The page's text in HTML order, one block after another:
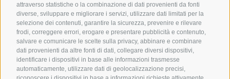
attraverso statistiche o la combinazione di dati provenienti da fonti
diverse, sviluppare e migliorare i servizi, utilizzare dati limitati per la
selezione dei contenuti, garantire la sicurezza, prevenire e rilevare
frodi, correggere errori, erogare e presentare pubblicità e contenuto,
salvare e comunicare le scelte sulla privacy, abbinare e combinare
dati provenienti da altre fonti di dati, collegare diversi dispositivi,
identificare i dispositivi in base alle informazioni trasmesse
automaticamente, utilizzare dati di geolocalizzazione precisi,
info@bikehotels.it